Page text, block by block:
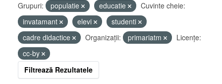
Grupuri: populatie educatie
Cuvinte cheie:
invatamant
elevi
studenti
cadre didactice
Organizații: primariatm
Licenţe:
cc-by
Filtrează Rezultatele